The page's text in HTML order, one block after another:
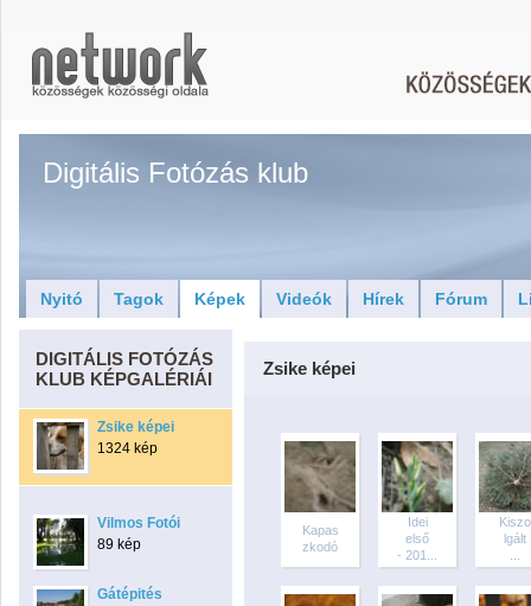
Digitális Fotózás klub
Nyitó Tagok Képek Videók Hírek Fórum
DIGITÁLIS FOTÓZÁS
KLUB KÉPGALÉRIÁI
Zsike képei
1324 kép
Vilmos Fotói
89 kép
Gátépités
Zsike képei
Kapas
zkodó
Idei
első
- 201...
Kiszo
lgált